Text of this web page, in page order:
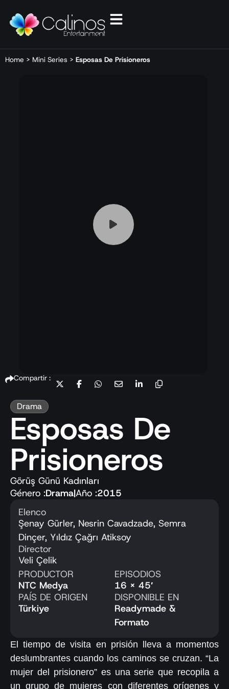
Home > Mini Series > Esposas De Prisioneros
Compartir :
Drama
Esposas De
Prisioneros
Görüş Günü Kadınları
Género :Drama|Año :2015
Elenco
Şenay Gürler, Nesrin Cavadzade, Semra
Dinçer, Yıldız Çağrı Atiksoy
Director
Veli Çelik
PRODUCTOR
NTC Medya
PAÍS DE ORIGEN
Türkiye
EPISODIOS
16 x 45′
DISPONIBLE EN
Readymade &
Formato
El tiempo de visita en prisión lleva a momentos
deslumbrantes cuando los caminos se cruzan. “La
mujer del prisionero” es una serie que recopila a
un grupo de mujeres con diferentes orígenes y